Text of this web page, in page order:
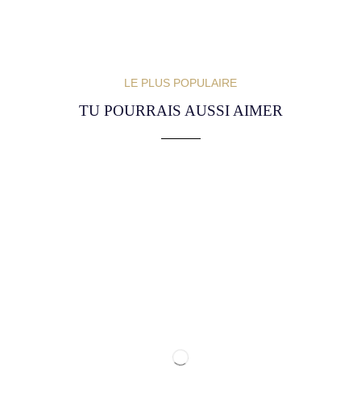
LE PLUS POPULAIRE
TU POURRAIS AUSSI AIMER